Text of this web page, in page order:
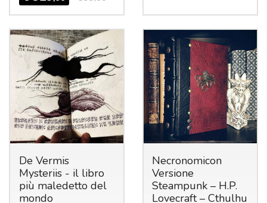
De Vermis
Mysteriis - il libro
più maledetto del
mondo
Necronomicon
Versione
Steampunk – H.P.
Lovecraft – Cthulhu